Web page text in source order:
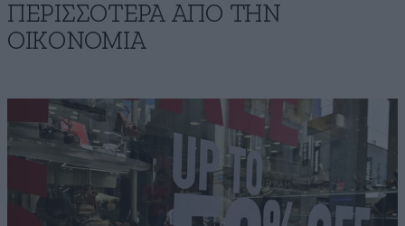
ΠΕΡΙΣΣΟΤΕΡΑ ΑΠΟ ΤΗΝ
ΟΙΚΟΝΟΜΙΑ